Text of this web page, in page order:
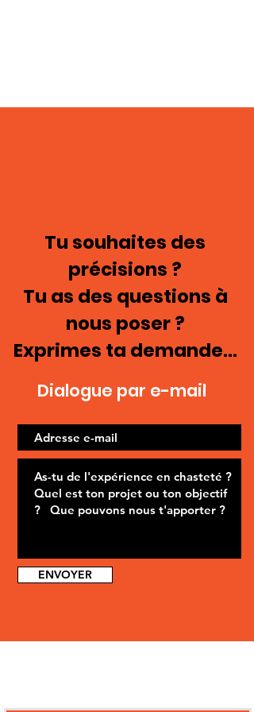
Tu souhaites des
précisions ?
Tu as des questions à
nous poser ?
Exprimes ta demande...
Dialogue par e-mail
ENVOYER